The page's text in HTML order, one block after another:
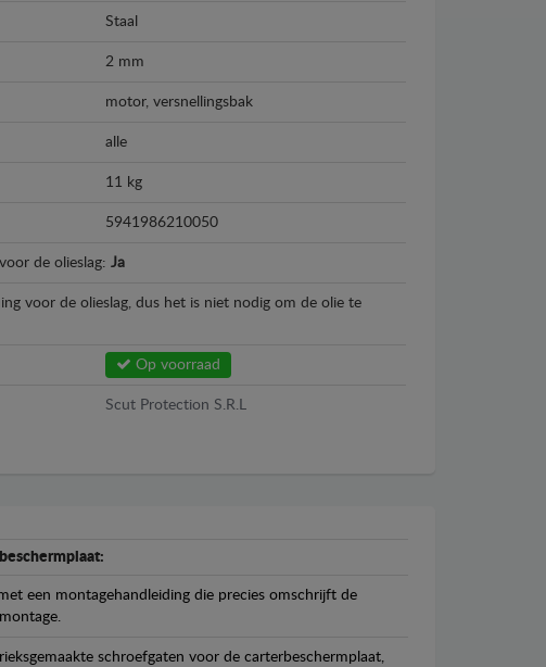
Staal
2 mm
motor, versnellingsbak
alle
11 kg
5941986210050
de olieslag: Ja
voor de olieslag, dus het is niet nodig om de olie te
Op voorraad
Scut Protection S.R.L
een montagehandleiding die precies omschrijft de
schroefgaten voor de carterbeschermplaat,